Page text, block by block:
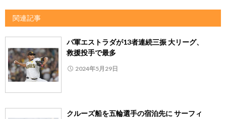
関連記事
パ軍エストラダが13者連続三振 大リーグ、
救援投手で最多
2024年5月29日
クルーズ船を五輪選手の宿泊先に サーフィ